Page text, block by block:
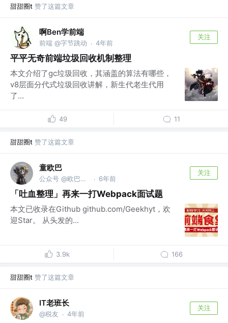
甜甜圈t 赞了这篇文章
啊Ben学前端
前端 @字节跳动 · 4年前
关注
平平无奇前端垃圾回收机制整理
本文介绍了gc垃圾回收，其涵盖的算法有哪些，
v8层面分代式垃圾回收讲解，新生代老生代用
了...
49 11
甜甜圈t 赞了这篇文章
童欧巴
公众号 @欧巴聊AI · 6年前
关注
「吐血整理」再来一打Webpack面试题
本文已收录在Github github.com/Geekhyt，欢
迎Star。 从头发的...
3.9k 166
甜甜圈t 赞了这篇文章
IT老班长
@税友 · 4年前
关注